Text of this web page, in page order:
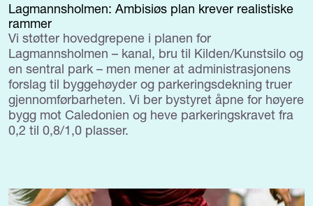
Lagmannsholmen: Ambisiøs plan krever realistiske
rammer
Vi støtter hovedgrepene i planen for
Lagmannsholmen – kanal, bru til Kilden/Kunstsilo og
en sentral park – men mener at administrasjonens
forslag til byggehøyder og parkeringsdekning truer
gjennomførbarheten. Vi ber bystyret åpne for høyere
bygg mot Caledonien og heve parkeringskravet fra
0,2 til 0,8/1,0 plasser.